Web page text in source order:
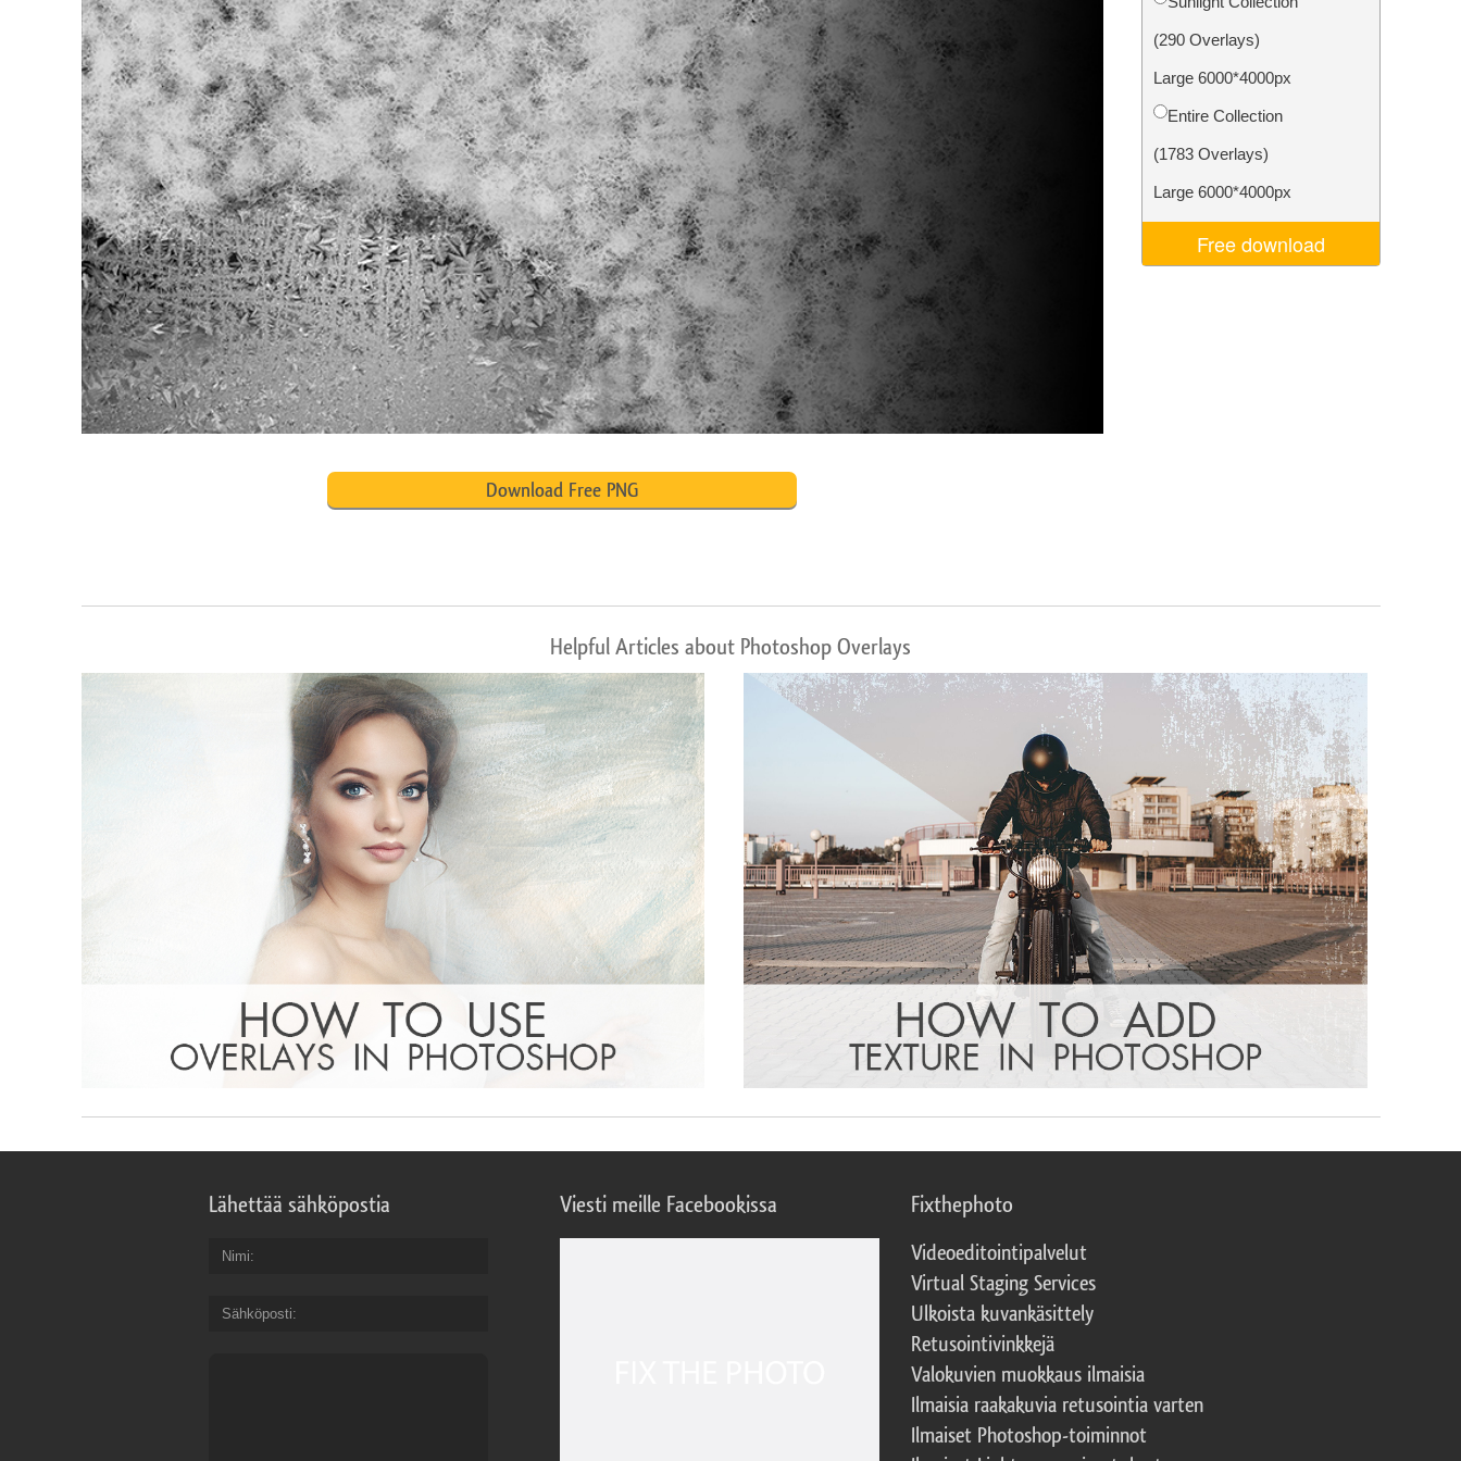
Tuotteen valokuvien muokkaus Korujen valokuvien muokkaus AI-koulutusdata
(290 Overlays)
Large 6000*4000px
Entire Collection
(1783 Overlays)
Large 6000*4000px
Free download
Download Free PNG
Helpful Articles about Photoshop Overlays
Lähettää sähköpostia
Nimi
Sähköposti
Viesti meille Facebookissa Fixthephoto
Videoeditointipalvelut
Virtual Staging Services
Ulkoista kuvankäsittely
Retusointivinkkejä
Valokuvien muokkaus ilmaisia
Ilmaisia raakakuvia retusointia varten
Ilmaiset Photoshop-toiminnot